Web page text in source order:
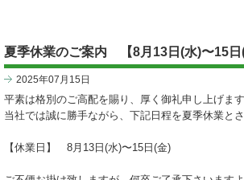
夏季休業のご案内 【8月13日(水)〜15日(
2025年07月15日
平素は格別のご高配を賜り、厚く御礼申し上げます
当社では誠に勝手ながら、下記日程を夏季休業とさ
【休業日】 8月13日(水)〜15日(金)